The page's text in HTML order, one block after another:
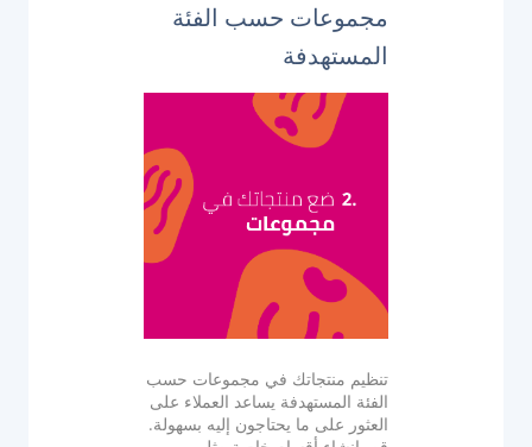
مجموعات حسب الفئة
المستهدفة
تنظيم منتجاتك في مجموعات حسب
الفئة المستهدفة يساعد العملاء على
العثور على ما يحتاجون إليه بسهولة.